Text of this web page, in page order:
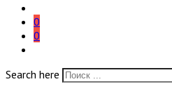
0
0
Search here